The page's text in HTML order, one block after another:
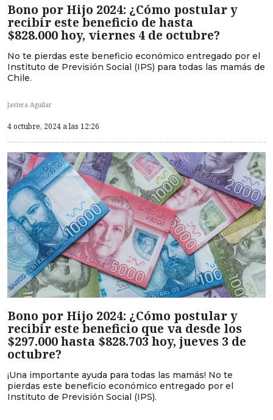
Bono por Hijo 2024: ¿Cómo postular y
recibir este beneficio de hasta
$828.000 hoy, viernes 4 de octubre?
No te pierdas este beneficio económico entregado por el
Instituto de Previsión Social (IPS) para todas las mamás de
Chile.
Javiera Aguilar
4 octubre, 2024 a las 12:26
Bono por Hijo 2024: ¿Cómo postular y
recibir este beneficio que va desde los
$297.000 hasta $828.703 hoy, jueves 3 de
octubre?
¡Una importante ayuda para todas las mamás! No te
pierdas este beneficio económico entregado por el
Instituto de Previsión Social (IPS).